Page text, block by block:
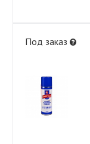
Под заказ